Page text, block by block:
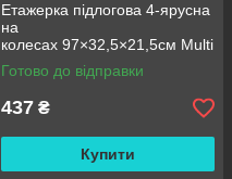
Етажерка підлогова 4-ярусна
на
колесах 97×32,5×21,5см Multi
fucntion Rack JC606
/ Підлогова вузька стелаж-
етажерка
Готово до відправки
437 ₴
Купити